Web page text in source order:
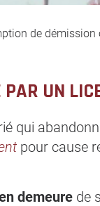
de
UN
qui
pour cause
demeure de